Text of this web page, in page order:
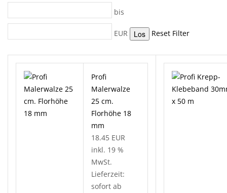
bis
EUR Reset Filter
Profi
Malerwalze
25 cm.
Florhöhe 18
mm
18.45 EUR
inkl. 19 %
MwSt.
Lieferzeit:
sofort ab